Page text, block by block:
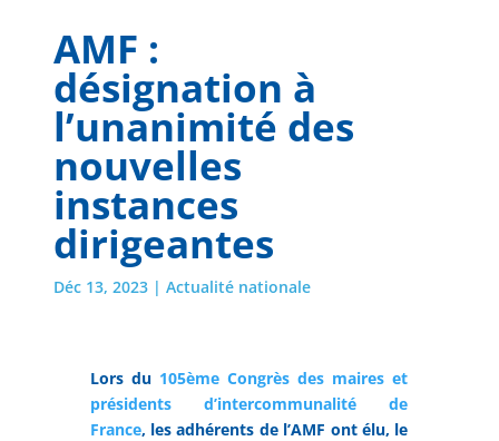
AMF :
désignation à
l’unanimité des
nouvelles
instances
dirigeantes
Déc 13, 2023| Actualité nationale
Lors du 105ème Congrès des maires et
présidents d’intercommunalité de
France, les adhérents de l’AMF ont élu, le